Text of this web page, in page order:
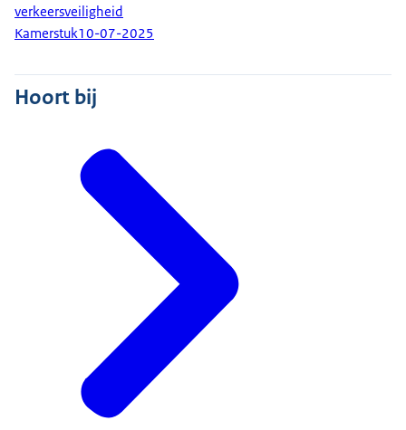
verkeersveiligheid
Kamerstuk10-07-2025
Hoort bij